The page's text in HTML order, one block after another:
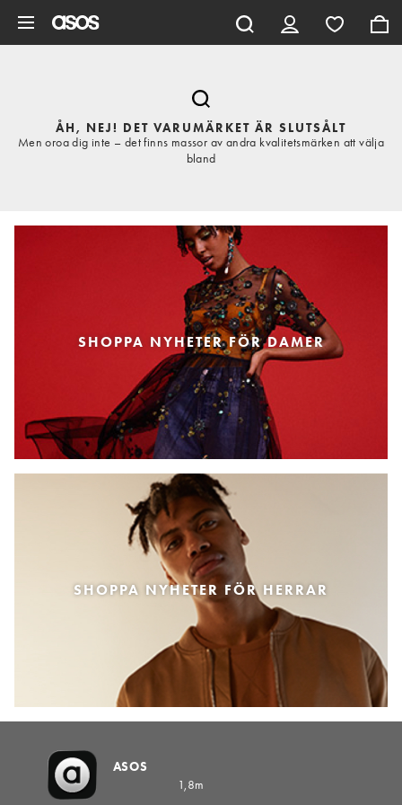
ÅH, NEJ! DET VARUMÄRKET ÄR SLUTSÅLT
Men oroa dig inte – det finns massor av andra kvalitetsmärken att välja
bland
SHOPPA NYHETER FÖR DAMER
SHOPPA NYHETER FÖR HERRAR
ASOS
1,8m